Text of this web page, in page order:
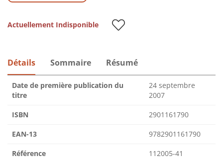
Actuellement Indisponible
Détails Sommaire Résumé
Date de première publication du
titre
24 septembre
2007
ISBN 2901161790
EAN-13 9782901161790
Référence 112005-41